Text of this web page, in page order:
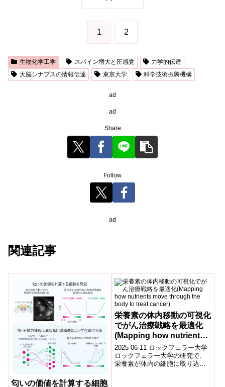
1 2
生物化学工学 スパイン増大と圧感覚
力学的伝達
大脳シナプスの情報伝達
東京大学 科学技術振興機構
ad
ad
Share
Follow
ad
関連記事
匂いの価値を計算する細胞
栄養素の体内移動の可視化
でがん治療戦略を最適化
(Mapping how nutrients
move through the body
to treat cancer)
2025-06-11 ロックフェラー大学
ロックフェラー大学の研究で、
栄養素が体内の細胞に取り込ま